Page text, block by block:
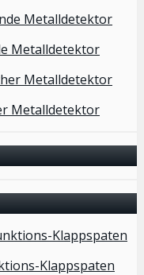
Metalldetektor
Metalldetektor
Klappspaten